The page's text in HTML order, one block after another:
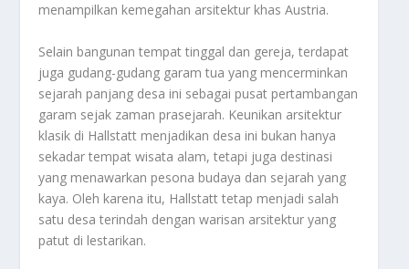
menampilkan kemegahan arsitektur khas Austria.
Selain bangunan tempat tinggal dan gereja, terdapat
juga gudang-gudang garam tua yang mencerminkan
sejarah panjang desa ini sebagai pusat pertambangan
garam sejak zaman prasejarah. Keunikan arsitektur
klasik di Hallstatt menjadikan desa ini bukan hanya
sekadar tempat wisata alam, tetapi juga destinasi
yang menawarkan pesona budaya dan sejarah yang
kaya. Oleh karena itu, Hallstatt tetap menjadi salah
satu desa terindah dengan warisan arsitektur yang
patut di lestarikan.